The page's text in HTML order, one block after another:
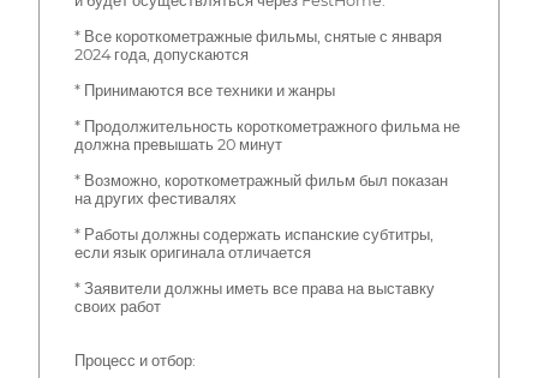
* Все короткометражные фильмы, снятые с января
2024 года, допускаются
* Принимаются все техники и жанры
* Продолжительность короткометражного фильма не
должна превышать 20 минут
* Возможно, короткометражный фильм был показан
на других фестивалях
* Работы должны содержать испанские субтитры,
если язык оригинала отличается
* Заявители должны иметь все права на выставку
своих работ
Процесс и отбор: